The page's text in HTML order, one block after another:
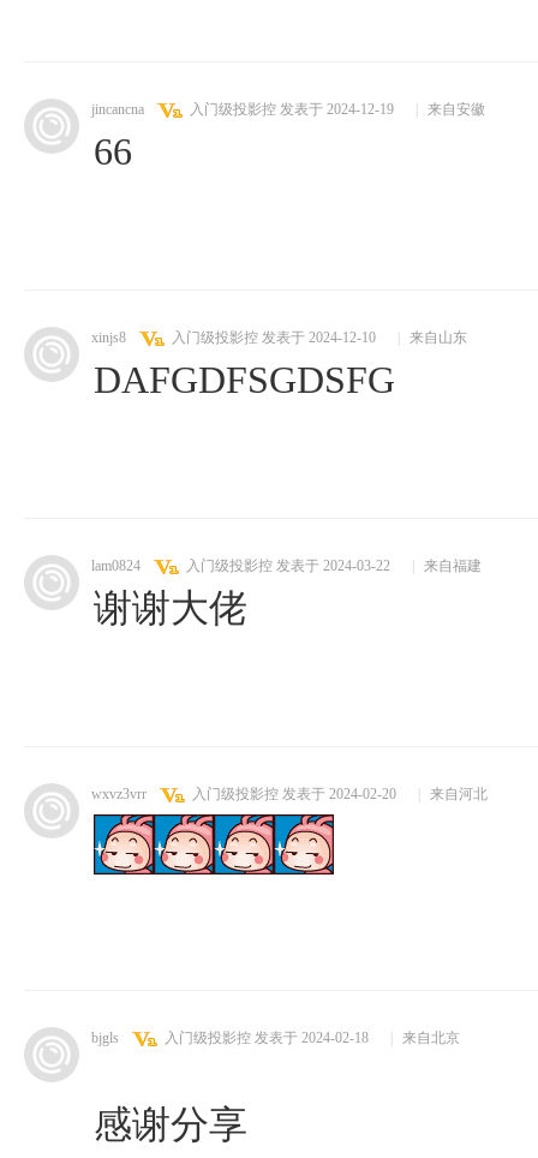
jincancna 入门级投影控 发表于 2024-12-19 来自安徽
66
xinjs8 入门级投影控 发表于 2024-12-10 来自山东
DAFGDFSGDSFG
lam0824 入门级投影控 发表于 2024-03-22 来自福建
谢谢大佬
wxvz3vrr 入门级投影控 发表于 2024-02-20 来自河北
bjgls 入门级投影控 发表于 2024-02-18 来自北京
感谢分享